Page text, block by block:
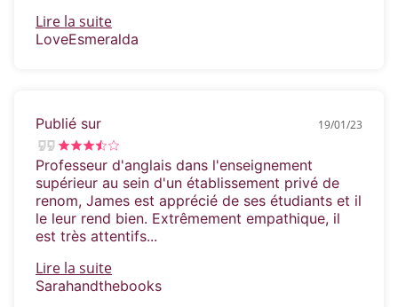
Lire la suite
LoveEsmeralda
Publié sur 19/01/23
Professeur d'anglais dans l'enseignement
supérieur au sein d'un établissement privé de
renom, James est apprécié de ses étudiants et il
le leur rend bien. Extrêmement empathique, il
est très attentifs...
Lire la suite
Sarahandthebooks